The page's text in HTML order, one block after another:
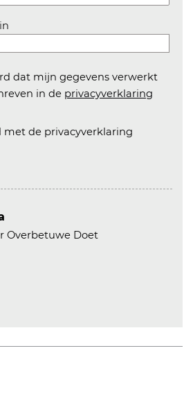
dat mijn gegevens verwerkt
in de privacyverklaring
met de privacyverklaring
Overbetuwe Doet